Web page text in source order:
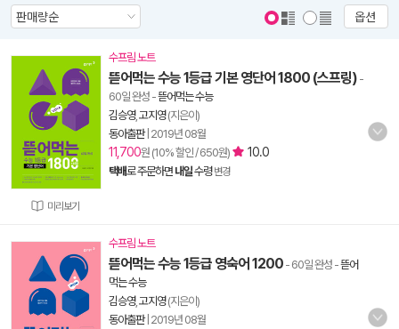
옵션
미리보기
수프림 노트
뜯어먹는 수능 1등급 기본 영단어 1800 (스프링) -
60일 완성 -뜯어먹는 수능
김승영, 고지영(지은이)
동아출판| 2019년 08월
11,700원 (10% 할인 / 650원) 10.0
택배로 주문하면 내일수령 변경
수프림 노트
뜯어먹는 수능 1등급 영숙어 1200 - 60일 완성 -뜯어
먹는 수능
김승영, 고지영(지은이)
동아출판| 2019년 08월